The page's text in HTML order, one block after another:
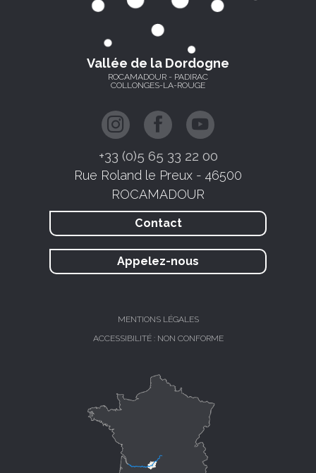
Vallée de la Dordogne
ROCAMADOUR - PADIRAC
COLLONGES-LA-ROUGE
+33 (0)5 65 33 22 00
Rue Roland le Preux - 46500
ROCAMADOUR
Contact
Appelez-nous
MENTIONS LÉGALES
ACCESSIBILITÉ : NON CONFORME